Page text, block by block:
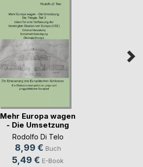
Mehr Europa wagen
- Die Umsetzung
Rodolfo Di Telo
8,99 € Buch
5,49 € E-Book